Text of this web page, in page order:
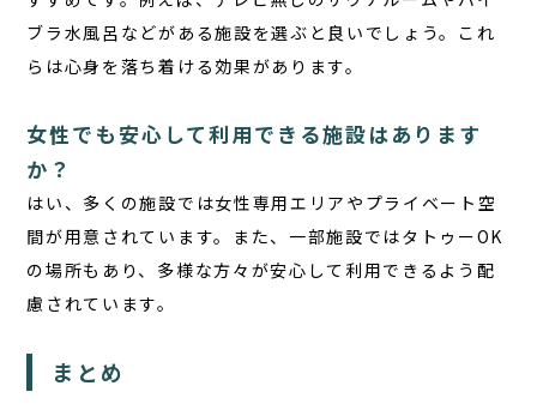
ブラ水風呂などがある施設を選ぶと良いでしょう。これ
らは心身を落ち着ける効果があります。
女性でも安心して利用できる施設はあります
か？
はい、多くの施設では女性専用エリアやプライベート空
間が用意されています。また、一部施設ではタトゥーOK
の場所もあり、多様な方々が安心して利用できるよう配
慮されています。
まとめ